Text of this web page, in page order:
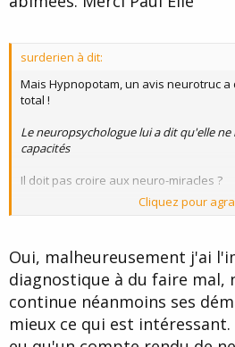
surderien à dit:
Mais Hypnopotam, un avis neurotruc
total !
Le neuropsychologue lui a dit qu'elle ne
capacités
Il doit pas croire aux neuro-miracles ?
Nous si, grâce aux cerebrals capacities.
Cliquez pour
Oui, malheureusement j'ai
diagnostique à du faire mal,
continue néanmoins ses
mieux ce qui est